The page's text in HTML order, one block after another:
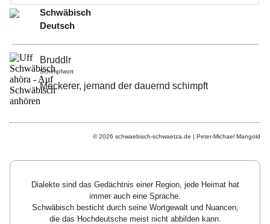
Schwäbisch
Deutsch
Bruddlr
Schimpfwort
Meckerer, jemand der dauernd schimpft
© 2026 schwaebisch-schwaetza.de | Peter-Michael Mangold
Dialekte sind das Gedächtnis einer Region, jede Heimat hat
immer auch eine Sprache.
Schwäbisch besticht durch seine Wortgewalt und Nuancen,
die das Hochdeutsche meist nicht abbilden kann.